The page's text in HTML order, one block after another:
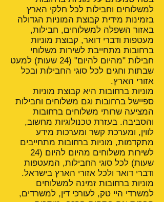
למשלוחים וחבילות לכל חלקי הארץ
בזמינות מידית קבוצת המוניות הגדולה
באזור השפלה למשלוחים, חבילות,
מעטפות ודברי דואר, קבוצת מוניות
ברחובות מתחייבת לשירות משלוחי
חבילות "מהיום להיום" (24 שעות) למעט
שבתות וחגים לכל סוגי החבילות ובכל
אזורי הארץ.
מוניות ברחובות היא קבוצת מוניות
ספיישל ברחובות וגם משלוחים וחבילות
המציעה שרותי משלוחים ברחובות
והסביבה. בעזרת טכנולוגיות מחשוב,
לווין, ומערכת קשר ומערכות מידע
מתקדמות, מוניות ברחובות מתחייבים
לשירות משלוחים מהיום להיום (24
שעות) לכל סוגי החבילות, המעטפות
ודברי דואר ולכל אזורי הארץ בישראל.
מוניות ברחובות זמינה למשלוחים
למשרדי היי טק, לעורכי דין, למשרדים,